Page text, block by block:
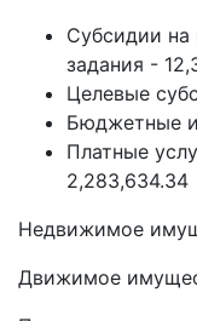
Субсидии на
задания -
Целевые
Бюджетные
Платные
2,283,634.34
Недвижимое
Движимое